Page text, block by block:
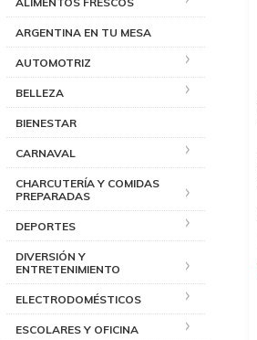
ARGENTINA EN TU MESA
AUTOMOTRIZ
BELLEZA
BIENESTAR
CARNAVAL
CHARCUTERÍA Y COMIDAS
PREPARADAS
DEPORTES
DIVERSIÓN Y
ENTRETENIMIENTO
ELECTRODOMÉSTICOS
ESCOLARES Y OFICINA